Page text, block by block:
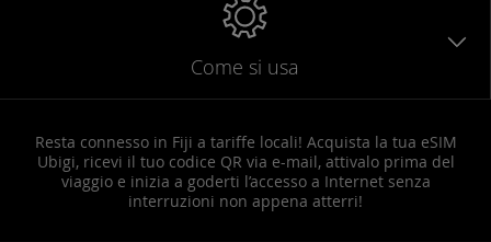
Come si usa
Resta connesso in Fiji a tariffe locali! Acquista la tua eSIM
Ubigi, ricevi il tuo codice QR via e-mail, attivalo prima del
viaggio e inizia a goderti l’accesso a Internet senza
interruzioni non appena atterri!